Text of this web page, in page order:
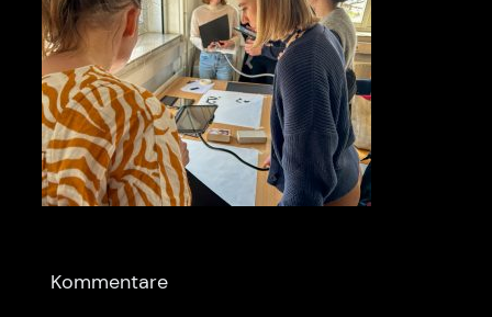
Kommentare